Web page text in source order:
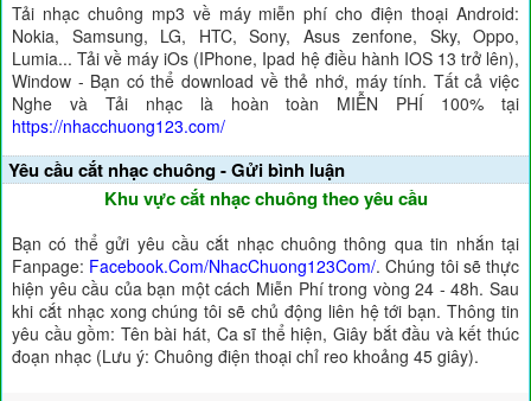
Tải nhạc chuông mp3 về máy miễn phí cho điện thoại Android:
Nokia, Samsung, LG, HTC, Sony, Asus zenfone, Sky, Oppo,
Lumia... Tải về máy iOs (IPhone, Ipad hệ điều hành IOS 13 trở lên),
Window - Bạn có thể download về thẻ nhớ, máy tính. Tất cả việc
Nghe và Tải nhạc là hoàn toàn MIỄN PHÍ 100% tại
https://nhacchuong123.com/
Yêu cầu cắt nhạc chuông - Gửi bình luận
Khu vực cắt nhạc chuông theo yêu cầu
Bạn có thể gửi yêu cầu cắt nhạc chuông thông qua tin nhắn tại
Fanpage: Facebook.Com/NhacChuong123Com/. Chúng tôi sẽ thực
hiện yêu cầu của bạn một cách Miễn Phí trong vòng 24 - 48h. Sau
khi cắt nhạc xong chúng tôi sẽ chủ động liên hệ tới bạn. Thông tin
yêu cầu gồm: Tên bài hát, Ca sĩ thể hiện, Giây bắt đầu và kết thúc
đoạn nhạc (Lưu ý: Chuông điện thoại chỉ reo khoảng 45 giây).